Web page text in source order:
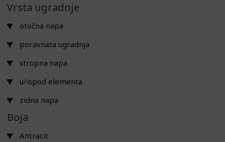
Vrsta ugradnje
otočna napa
poravnata ugradnja
stropna napa
u/ispod elementa
zidna napa
Boja
Antracit